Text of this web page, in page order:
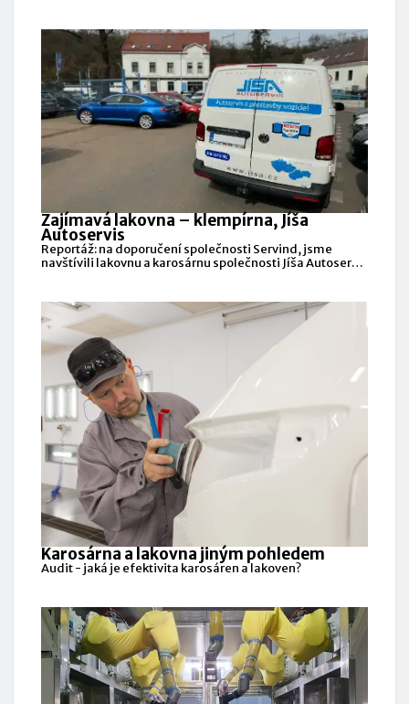
Zajímavá lakovna – klempírna, Jíša
Autoservis
Reportáž: na doporučení společnosti Servind, jsme
navštívili lakovnu a karosárnu společnosti Jíša Autoservis
Karosárna a lakovna jiným pohledem
Audit - jaká je efektivita karosáren a lakoven?